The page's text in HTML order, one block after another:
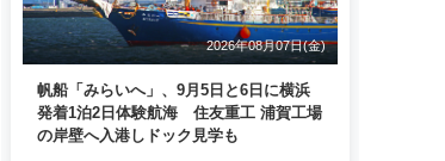
2026年08月07日(金)
帆船「みらいへ」、9月5日と6日に横浜
発着1泊2日体験航海 住友重工 浦賀工場
の岸壁へ入港しドック見学も